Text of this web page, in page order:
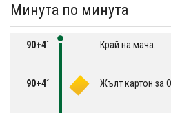
Минута по минута
90+4´ Край на мача.
90+4´ Жълт картон за